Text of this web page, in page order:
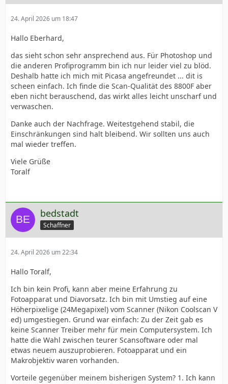
24. April 2026 um 18:47
Hallo Eberhard,
das sieht schon sehr ansprechend aus. Für Photoshop und
die anderen Profiprogramm bin ich nur leider viel zu blöd.
Deshalb hatte ich mich mit Picasa angefreundet ... dit is
scheen einfach. Ich finde die Scan-Qualität des 8800F aber
eben nicht berauschend, das wirkt alles leicht unscharf und
verwaschen.
Danke auch der Nachfrage. Weitestgehend stabil, die
Einschränkungen sind halt bleibend. Wir sollten uns auch
mal wieder treffen.
Viele Grüße
Toralf
bedstadt
Schaffner
24. April 2026 um 22:34
Hallo Toralf,
Ich bin kein Profi, kann aber meine Erfahrung zu
Fotoapparat und Diavorsatz. Ich bin mit Umstieg auf eine
Höherpixelige (24Megapixel) vom Scanner (Nikon Coolscan V
ed) umgestiegen. Grund war einfach: Zu der Zeit gab es
keine Scanner Treiber mehr für mein Computersystem. Ich
hatte die Wahl zwischen teurer Scansoftware oder mal
etwas neuem auszuprobieren. Fotoapparat und ein
Makrobjektiv waren vorhanden.
Vorteile gegenüber meinem bisherigen System? 1. Ich kann